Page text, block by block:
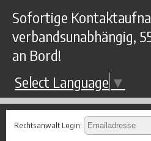
Sofortige
verbandsunabhängig,
an Bord!
Select Language ▼
Rechtsanwalt Login: